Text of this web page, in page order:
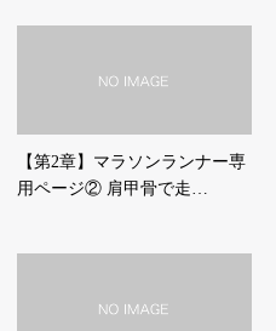
【第2章】マラソンランナー専
用ページ② 肩甲骨で走…